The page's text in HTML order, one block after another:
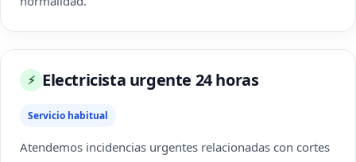
⚡ Electricista urgente 24 horas
Servicio habitual
Atendemos incidencias urgentes relacionadas con cortes